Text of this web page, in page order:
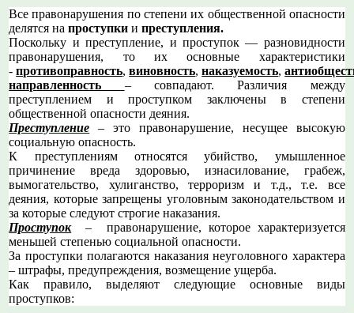
Все правонарушения по степени их общественной опасности
делятся напроступкиипреступления.
Поскольку и преступление, и проступок — разновидности
правонарушения, то их основные характеристики
-противоправность,виновность,наказуемость,
направленность – совпадают. Различия между
преступлением и проступком заключены в степени
общественной опасности деяния.
Преступление
– это правонарушение, несущее высокую
социальную опасность.
К преступлениям относятся убийство, умышленное
причинение вреда здоровью, изнасилование, грабеж,
вымогательство, хулиганство, терроризм и т.д., т.е. все
деяния, которые запрещены уголовным законодательством и
за которые следуют строгие наказания.
Проступок– правонарушение, которое характеризуется
меньшей степенью социальной опасности.
За проступки полагаются наказания неуголовного характера
– штрафы, предупреждения, возмещение ущерба.
Как правило, выделяют следующие основные виды
проступков: